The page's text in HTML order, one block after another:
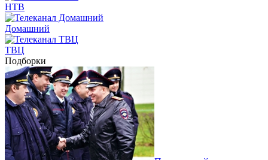
НТВ
Домашний
ТВЦ
Подборки